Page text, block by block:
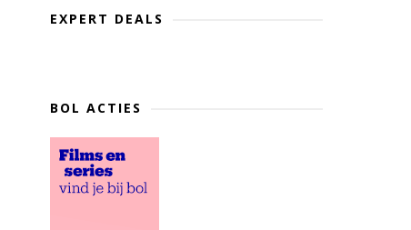
EXPERT DEALS
BOL ACTIES